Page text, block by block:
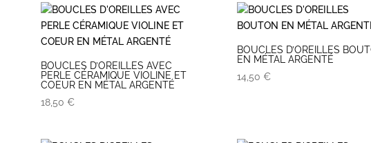
BOUCLES D’OREILLES AVEC
PERLE CÉRAMIQUE VIOLINE ET
COEUR EN MÉTAL ARGENTÉ
18,50 €
BOUCLES D’OREILLES
EN MÉTAL ARGENTÉ
14,50 €